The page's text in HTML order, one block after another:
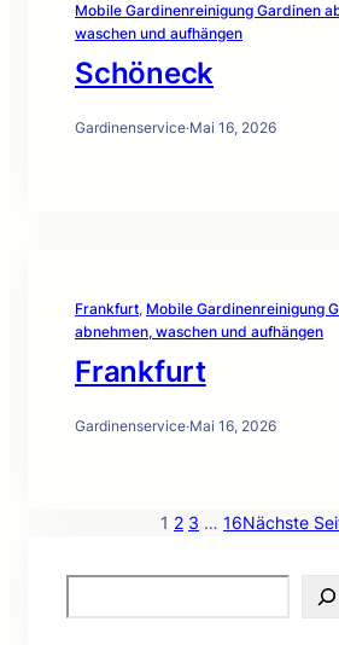
Mobile Gardinenreinigung Gardinen
waschen und aufhängen
Schöneck
Gardinenservice·Mai 16, 2026
Frankfurt, Mobile Gardinenreinigung
abnehmen, waschen und aufhängen
Frankfurt
Gardinenservice·Mai 16, 2026
1 2 3 … 16Nächste
e